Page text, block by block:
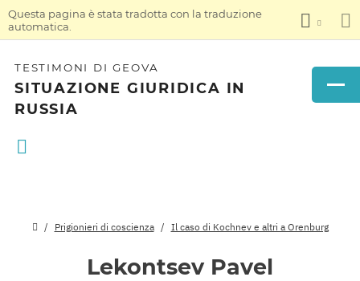
Questa pagina è stata tradotta con la traduzione
automatica.
TESTIMONI DI GEOVA
SITUAZIONE GIURIDICA IN
RUSSIA
Prigionieri di coscienza Il caso di Kochnev e altri a Orenburg
Lekontsev Pavel